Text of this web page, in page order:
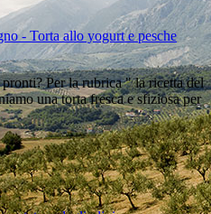
- Torta allo yogurt e pesche
Per la rubrica " la ricetta del
una torta fresca e sfiziosa per